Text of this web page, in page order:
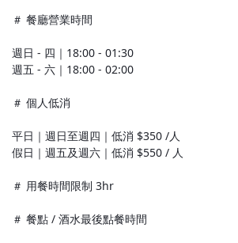
＃ 餐廳營業時間
週日 - 四｜18:00 - 01:30
週五 - 六｜18:00 - 02:00
＃ 個人低消
平日｜週日至週四｜低消 $350 /人
假日｜週五及週六｜低消 $550 / 人
＃ 用餐時間限制 3hr
＃ 餐點 / 酒水最後點餐時間